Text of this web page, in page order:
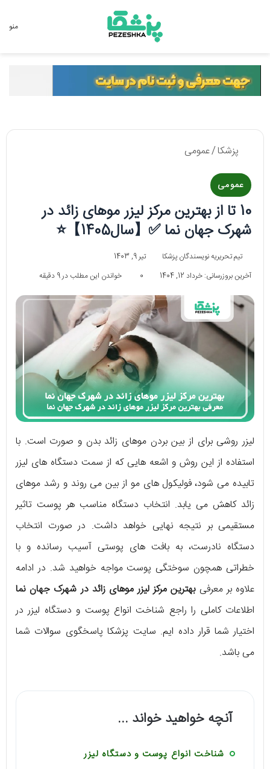
منو
پزشکا/عمومی
عمومی
10 تا از بهترین مرکز لیزر موهای زائد در
شهرک جهان نما ✅【سال1405】⭐
تیم تحریریه نویسندگان پزشکا
تیر 9, 1403
آخرین بروزرسانی: خرداد 12, 1404
0 خواندن این مطلب در 9 دقیقه
لیزر روشی برای از بین بردن موهای زائد بدن و صورت است. با
استفاده از این روش و اشعه‌ ‌هایی که از سمت دستگاه‌ ‌های لیزر
تابیده می ‌شود، فولیکول ‌های مو از بین می روند و رشد موهای
زائد کاهش می یابد. انتخاب دستگاه مناسب هر پوست تاثیر
مستقیمی بر نتیجه نهایی خواهد داشت‌. در صورت انتخاب
دستگاه نادرست، به بافت ‌های پوستی آسیب رسانده و با
خطراتی همچون سوختگی پوست مواجه خواهید شد. در ادامه
علاوه بر معرفیبهترین مرکز لیزر موهای زائد در شهرک جهان نما
اطلاعات کاملی را راجع شناخت انواع پوست و دستگاه لیزر در
اختیار شما قرار داده ایم. سایت پزشکا پاسخگوی سوالات شما
می ‌باشد.
آنچه خواهید خواند ...
شناخت انواع پوست و دستگاه لیزر